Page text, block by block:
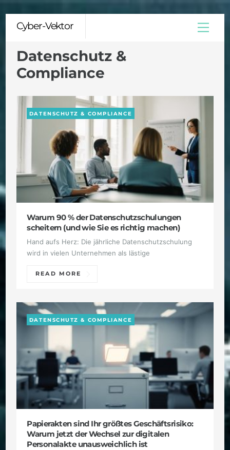
Menu
Cyber-Vektor
Datenschutz &
Compliance
Warum 90 % der Datenschutzschulungen
scheitern (und wie Sie es richtig machen)
DATENSCHUTZ & COMPLIANCE
Hand aufs Herz: Die jährliche Datenschutzschulung
wird in vielen Unternehmen als lästige
READ MORE
Papierakten sind Ihr größtes Geschäftsrisiko:
Warum jetzt der Wechsel zur digitalen
Personalakte unausweichlich ist
DATENSCHUTZ & COMPLIANCE